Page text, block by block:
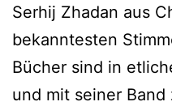
Serhij Zhadan aus
bekanntesten
Bücher sind in
und mit seiner